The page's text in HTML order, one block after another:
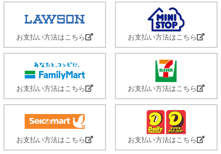
お支払い方法はこちら お支払い方法はこちら
お支払い方法はこちら お支払い方法はこちら
お支払い方法はこちら お支払い方法はこちら